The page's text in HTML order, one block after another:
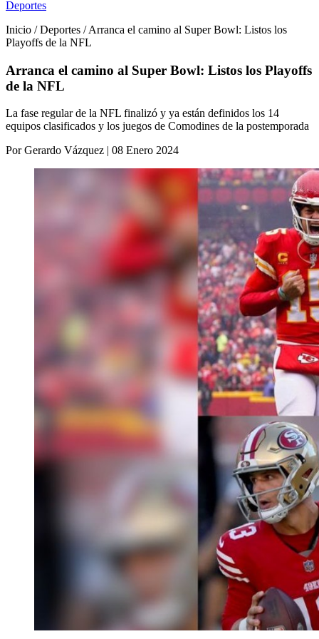
Deportes
Inicio / Deportes / Arranca el camino al Super Bowl: Listos los
Playoffs de la NFL
Arranca el camino al Super Bowl: Listos los Playoffs
de la NFL
La fase regular de la NFL finalizó y ya están definidos los 14
equipos clasificados y los juegos de Comodines de la postemporada
Por Gerardo Vázquez | 08 Enero 2024